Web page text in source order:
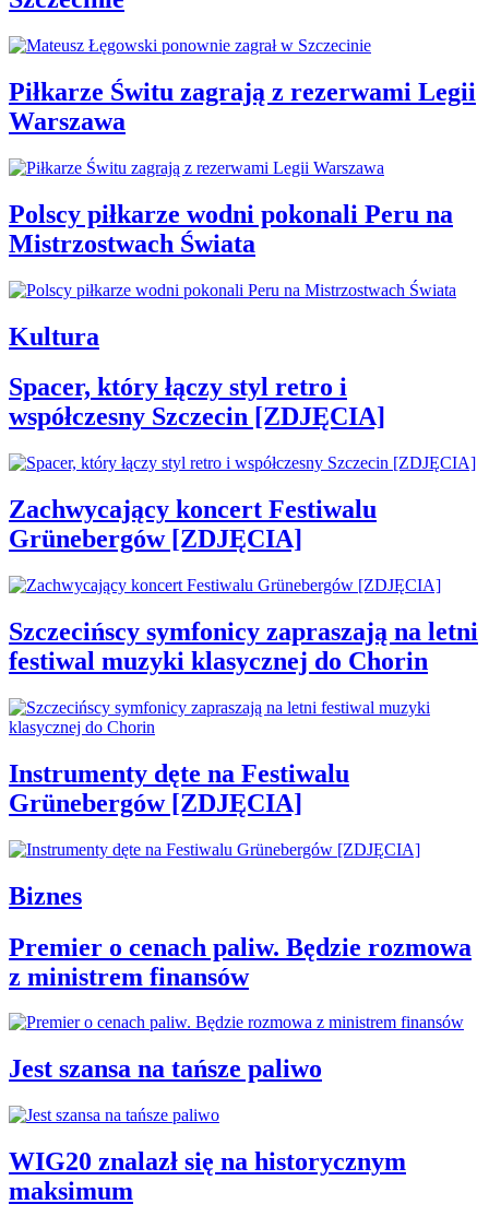
Piłkarze Świtu zagrają z rezerwami Legii
Warszawa
Polscy piłkarze wodni pokonali Peru na
Mistrzostwach Świata
Kultura
Spacer, który łączy styl retro i
współczesny Szczecin [ZDJĘCIA]
Zachwycający koncert Festiwalu
Grünebergów [ZDJĘCIA]
Szczecińscy symfonicy zapraszają na letni
festiwal muzyki klasycznej do Chorin
Instrumenty dęte na Festiwalu
Grünebergów [ZDJĘCIA]
Biznes
Premier o cenach paliw. Będzie rozmowa
z ministrem finansów
Jest szansa na tańsze paliwo
WIG20 znalazł się na historycznym
maksimum